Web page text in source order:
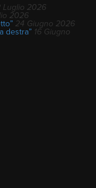
Luglio 2026
2026
24 Giugno 2026
destra” 16 Giugno